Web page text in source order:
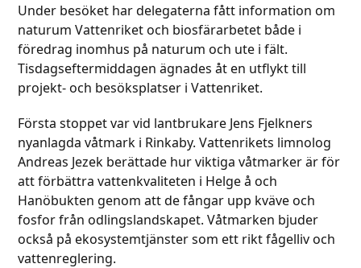
Under besöket har delegaterna fått information om
naturum Vattenriket och biosfärarbetet både i
föredrag inomhus på naturum och ute i fält.
Tisdagseftermiddagen ägnades åt en utflykt till
projekt- och besöksplatser i Vattenriket.
Första stoppet var vid lantbrukare Jens Fjelkners
nyanlagda våtmark i Rinkaby. Vattenrikets limnolog
Andreas Jezek berättade hur viktiga våtmarker är för
att förbättra vattenkvaliteten i Helge å och
Hanöbukten genom att de fångar upp kväve och
fosfor från odlingslandskapet. Våtmarken bjuder
också på ekosystemtjänster som ett rikt fågelliv och
vattenreglering.